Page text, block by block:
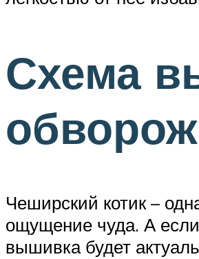
Схема
Чеширский котик –
ощущение чуда. А
вышивка будет